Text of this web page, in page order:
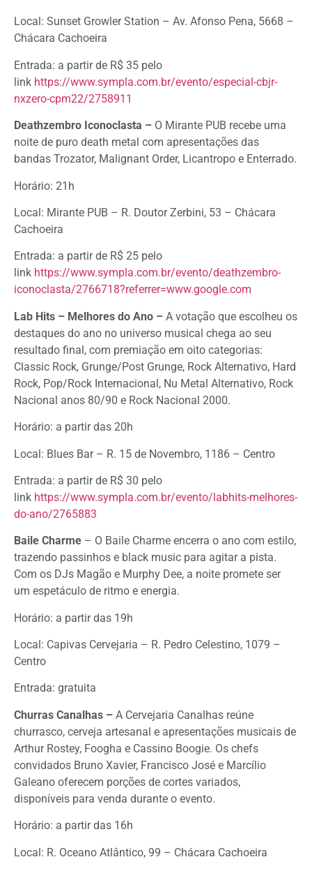
Local: Sunset Growler Station – Av. Afonso Pena, 5668 –
Chácara Cachoeira
Entrada: a partir de R$ 35 pelo
link https://www.sympla.com.br/evento/especial-cbjr-
nxzero-cpm22/2758911
Deathzembro Iconoclasta – O Mirante PUB recebe uma
noite de puro death metal com apresentações das
bandas Trozator, Malignant Order, Licantropo e Enterrado.
Horário: 21h
Local: Mirante PUB – R. Doutor Zerbini, 53 – Chácara
Cachoeira
Entrada: a partir de R$ 25 pelo
link https://www.sympla.com.br/evento/deathzembro-
iconoclasta/2766718?referrer=www.google.com
Lab Hits – Melhores do Ano – A votação que escolheu os
destaques do ano no universo musical chega ao seu
resultado final, com premiação em oito categorias:
Classic Rock, Grunge/Post Grunge, Rock Alternativo, Hard
Rock, Pop/Rock Internacional, Nu Metal Alternativo, Rock
Nacional anos 80/90 e Rock Nacional 2000.
Horário: a partir das 20h
Local: Blues Bar – R. 15 de Novembro, 1186 – Centro
Entrada: a partir de R$ 30 pelo
link https://www.sympla.com.br/evento/labhits-melhores-
do-ano/2765883
Baile Charme – O Baile Charme encerra o ano com estilo,
trazendo passinhos e black music para agitar a pista.
Com os DJs Magão e Murphy Dee, a noite promete ser
um espetáculo de ritmo e energia.
Horário: a partir das 19h
Local: Capivas Cervejaria – R. Pedro Celestino, 1079 –
Centro
Entrada: gratuita
Churras Canalhas – A Cervejaria Canalhas reúne
churrasco, cerveja artesanal e apresentações musicais de
Arthur Rostey, Foogha e Cassino Boogie. Os chefs
convidados Bruno Xavier, Francisco José e Marcílio
Galeano oferecem porções de cortes variados,
disponíveis para venda durante o evento.
Horário: a partir das 16h
Local: R. Oceano Atlântico, 99 – Chácara Cachoeira